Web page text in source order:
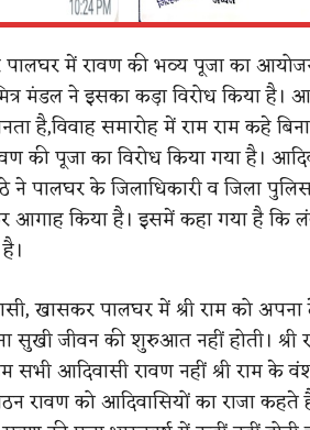
में रावण की भव्य पूजा का
मंडल ने इसका कड़ा विरोध किया है।
है,विवाह समारोह में राम राम कहे
की पूजा का विरोध किया गया है।
ने पालघर के जिलाधिकारी व जिला
आगाह किया है। इसमें कहा गया है कि
खासकर पालघर में श्री राम को अपना
सुखी जीवन की शुरुआत नहीं होती।
सभी आदिवासी रावण नहीं श्री राम के
रावण को आदिवासियों का राजा कहते